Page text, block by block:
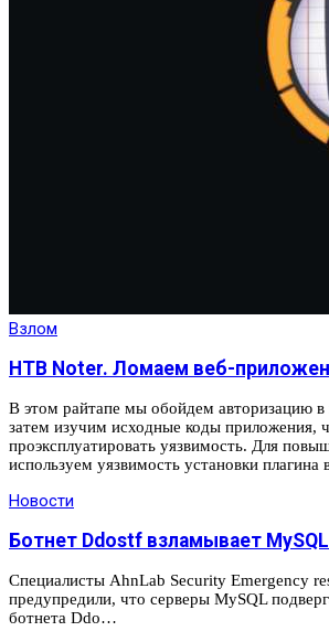
Взлом
HTB Noter. Ломаем веб-
В этом райтапе мы обойдем авторизацию
затем изучим исходные коды приложения,
проэксплуатировать уязвимость. Для
используем уязвимость установки плагина
Новости
Ботнет Ddostf взламывает
Специалисты AhnLab Security Emergency
предупредили, что серверы MySQL
ботнета Ddo…